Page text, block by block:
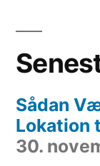
Sådan
Lokation
30.